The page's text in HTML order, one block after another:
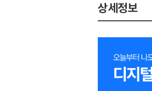
상세정보